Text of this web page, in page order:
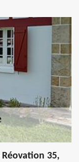
Réovation 35,